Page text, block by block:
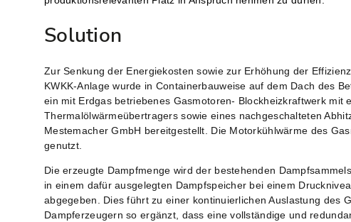
Solution
Zur Senkung der Energiekosten sowie zur Erhöhung der
KWKK-Anlage wurde in Containerbauweise auf dem Dach des
ein mit Erdgas betriebenes Gasmotoren- Blockheizkraftwerk mit
Thermalölwärmeübertragers sowie eines nachgeschalteten
Mestemacher GmbH bereitgestellt. Die Motorkühlwärme des
genutzt.
Die erzeugte Dampfmenge wird der bestehenden
in einem dafür ausgelegten Dampfspeicher bei einem
abgegeben. Dies führt zu einer kontinuierlichen Auslastung des
Dampferzeugern so ergänzt, dass eine vollständige und